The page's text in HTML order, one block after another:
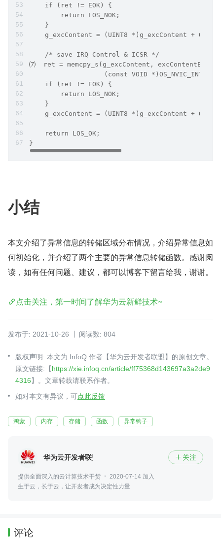
    if (ret != EOK) {
        return LOS_NOK;
    }
g_excContent = (UINT8 *)g_excContent +
    /* save IRQ Control & ICSR */
⑺  ret = memcpy_s(g_excContent, excContentEnd -
(const VOID
    if (ret != EOK) {
        return LOS_NOK;
    }
g_excContent = (UINT8 *)g_excContent +
    return LOS_OK;
}
​小结
本文介绍了异常信息的转储区域分布情况，介绍异常信息如
何初始化，并介绍了两个主要的异常信息转储函数。感谢阅
读，如有任何问题、建议，都可以博客下留言给我，谢谢。
点击关注，第一时间了解华为云新鲜技术~
发布于: 2021-10-26 阅读数: 804
版权声明: 本文为 InfoQ 作者【华为云开发者联盟】的原创文章。
原文链接:【https://xie.infoq.cn/article/ff75368d143697a3a2de9
4316】。文章转载请联系作者。
如对本文有异议，可点此反馈
鸿蒙 内存 存储 函数 异常钩子
华为云开发者联盟  关注
提供全面深入的云计算技术干货
2020-07-14 加入
生于云，长于云，让开发者成为决定性力量
评论